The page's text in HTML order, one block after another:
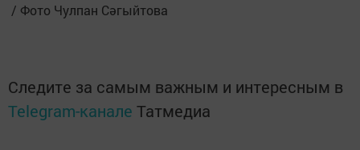
/ Фото Чулпан Сәгыйтова
Следите за самым важным и интересным в
Telegram-канале Татмедиа